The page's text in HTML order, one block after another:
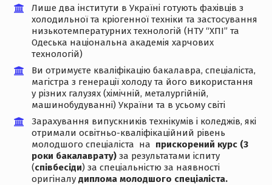
Лише два інститути в Україні готують фахівців з
холодильної та кріогенної техніки та застосування
низькотемпературних технологій (НТУ “ХПІ” та
Одеська національна академія харчових
технологій)
Ви отримуєте кваліфікацію бакалавра, спеціаліста,
магістра з генерації холоду та його використання
у різних галузях (хімічній, металургійній,
машинобудуванні) України та в усьому світі
Зарахування випускників технікумів і коледжів, які
отримали освітньо-кваліфікаційний рівень
молодшого спеціаліста на прискорений курс (3
роки бакалаврату)за результатами іспиту
(співбесіди) за спеціальністю за наявності
оригіналу диплома молодшого спеціаліста.